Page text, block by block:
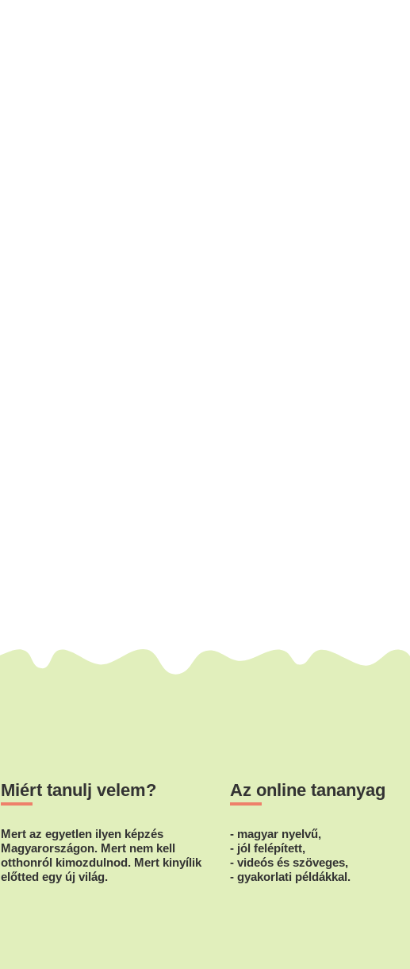
Miért tanulj velem?
Mert az egyetlen ilyen képzés
Magyarországon. Mert nem kell
otthonról kimozdulnod. Mert kinyílik
előtted egy új világ.
Az online tananyag
- magyar nyelvű,
- jól felépített,
- videós és szöveges,
- gyakorlati példákkal.